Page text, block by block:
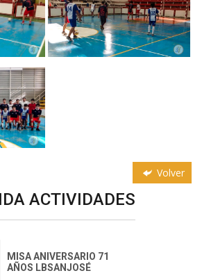
Volver
ACTIVIDADES
MISA ANIVERSARIO 71
AÑOS LBSANJOSÉ